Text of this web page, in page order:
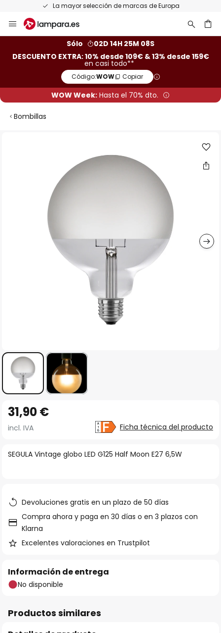
La mayor selección de marcas de Europa
al
Sólo
02D 14H 25M 07S
DESCUENTO EXTRA: 10% desde 109€ & 13% desde 159€
en casi todo**
Código:WOW Copiar
WOW Week: Hasta el 70% dto.
Bombillas
comienzo
laSEGULA Vintage globo LED G125 Half Moon E27 6,5W
31,90 €
incl. IVA Ficha técnica del producto
Devoluciones gratis en un plazo de 50 días
Compra ahora y paga en 30 días o en 3 plazos con
Klarna
Excelentes valoraciones en Trustpilot
Información de entrega
No disponible
Productos similares